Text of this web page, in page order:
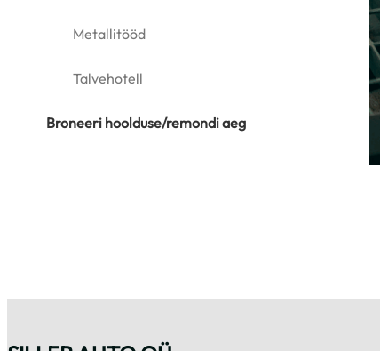
Metallitööd
Talvehotell
Broneeri hoolduse/remondi aeg